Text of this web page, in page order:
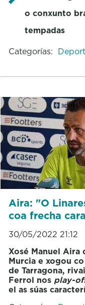
o conxunto
tempadas
Categorías:
Aira: "O
coa frecha
30/05/2022 21:12
Xosé Manuel Aira
Murcia e xogou
de Tarragona,
Ferrol nos play-
el as súas